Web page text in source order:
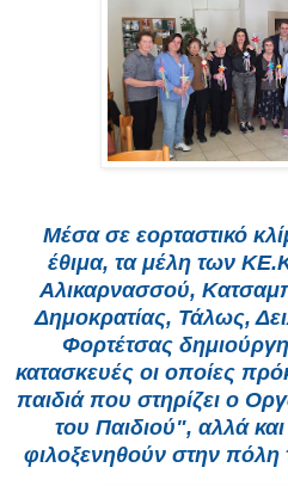
Μέσα σε εορταστικό
έθιμα, τα μέλη των
Αλικαρνασσού,
Δημοκρατίας, Τάλως,
Φορτέτσας
κατασκευές οι οποίες
παιδιά που στηρίζει ο
του Παιδιού", αλλά
φιλοξενηθούν στην πόλη